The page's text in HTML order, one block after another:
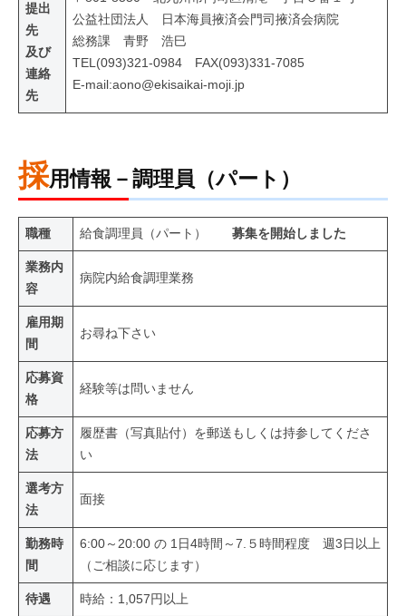
提出
先
及び
連絡
先
公益社団法人 日本海員掖済会門司掖済会病院
総務課 青野 浩巳
TEL(093)321-0984 FAX(093)331-7085
E-mail:aono@ekisaikai-moji.jp
採用情報－調理員（パート）
職種 給食調理員（パート） 募集を開始しました
業務内
容
病院内給食調理業務
雇用期
間
お尋ね下さい
応募資
格
経験等は問いません
応募方
法
履歴書（写真貼付）を郵送もしくは持参してくださ
い
選考方
法
面接
勤務時
間
6:00～20:00 の 1日4時間～7.５時間程度 週3日以上
（ご相談に応じます）
待遇 時給：1,057円以上